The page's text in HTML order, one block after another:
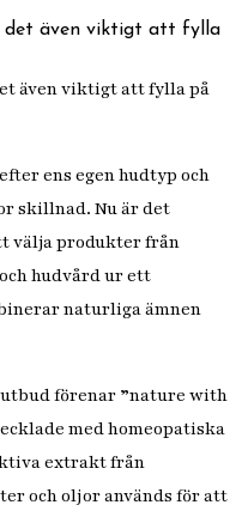
det även viktigt att fylla
även viktigt att fylla på
ens egen hudtyp och
skillnad. Nu är det
välja produkter från
hudvård ur ett
naturliga ämnen
förenar ”nature with
med homeopatiska
extrakt från
och oljor används för att